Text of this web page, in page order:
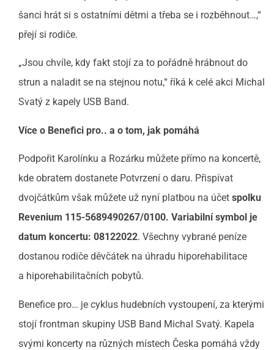
šanci hrát si s ostatními dětmi a třeba se i rozběhnout…,“
přejí si rodiče.
„Jsou chvíle, kdy fakt stojí za to pořádně hrábnout do
strun a naladit se na stejnou notu,“ říká k celé akci Michal
Svatý z kapely USB Band.
Více o Benefici pro.. a o tom, jak pomáhá
Podpořit Karolínku a Rozárku můžete přímo na koncertě,
kde obratem dostanete Potvrzení o daru. Přispívat
dvojčátkům však můžete už nyní platbou na účet spolku
Revenium 115-5689490267/0100. Variabilní symbol je
datum koncertu: 08122022. Všechny vybrané peníze
dostanou rodiče děvčátek na úhradu hiporehabilitace
a hiporehabilitačních pobytů.
Benefice pro… je cyklus hudebních vystoupení, za kterými
stojí frontman skupiny USB Band Michal Svatý. Kapela
svými koncerty na různých místech Česka pomáhá vždy